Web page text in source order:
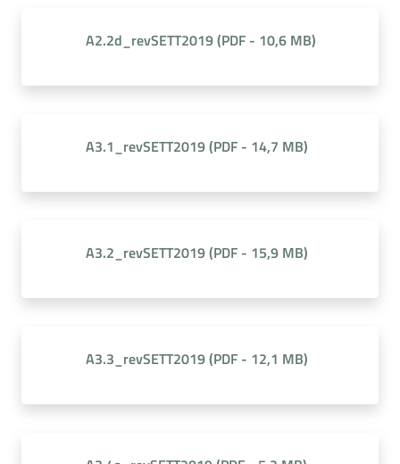
A2.2d_revSETT2019(PDF - 10,6 MB)
A3.1_revSETT2019(PDF - 14,7 MB)
A3.2_revSETT2019(PDF - 15,9 MB)
A3.3_revSETT2019(PDF - 12,1 MB)